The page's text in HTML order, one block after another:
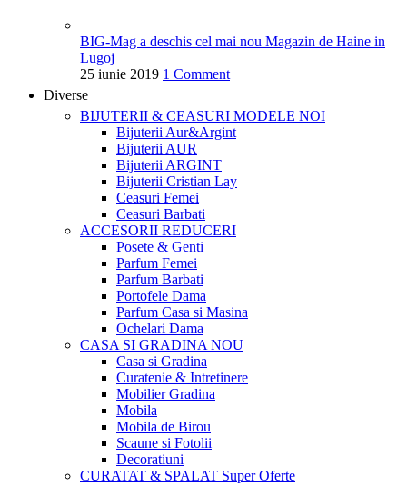
BIG-Mag a deschis cel mai nou Magazin de Haine in
Lugoj
25 iunie 2019 1 Comment
Diverse
BIJUTERII & CEASURI MODELE NOI
Bijuterii Aur&Argint
Bijuterii AUR
Bijuterii ARGINT
Bijuterii Cristian Lay
Ceasuri Femei
Ceasuri Barbati
ACCESORII REDUCERI
Posete & Genti
Parfum Femei
Parfum Barbati
Portofele Dama
Parfum Casa si Masina
Ochelari Dama
CASA SI GRADINA NOU
Casa si Gradina
Curatenie & Intretinere
Mobilier Gradina
Mobila
Mobila de Birou
Scaune si Fotolii
Decoratiuni
CURATAT & SPALAT Super Oferte